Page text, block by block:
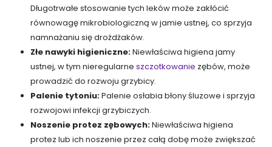
Długotrwałe stosowanie tych leków może zakłócić
równowagę mikrobiologiczną w jamie ustnej, co sprzyja
namnażaniu się drożdżaków.
Złe nawyki higieniczne:Niewłaściwa higiena jamy
ustnej, w tym nieregularne szczotkowanie zębów, może
prowadzić do rozwoju grzybicy.
Palenie tytoniu:Palenie osłabia błony śluzowe i sprzyja
rozwojowi infekcji grzybiczych.
Noszenie protez zębowych:Niewłaściwa higiena
protez lub ich noszenie przez całą dobę może zwiększać